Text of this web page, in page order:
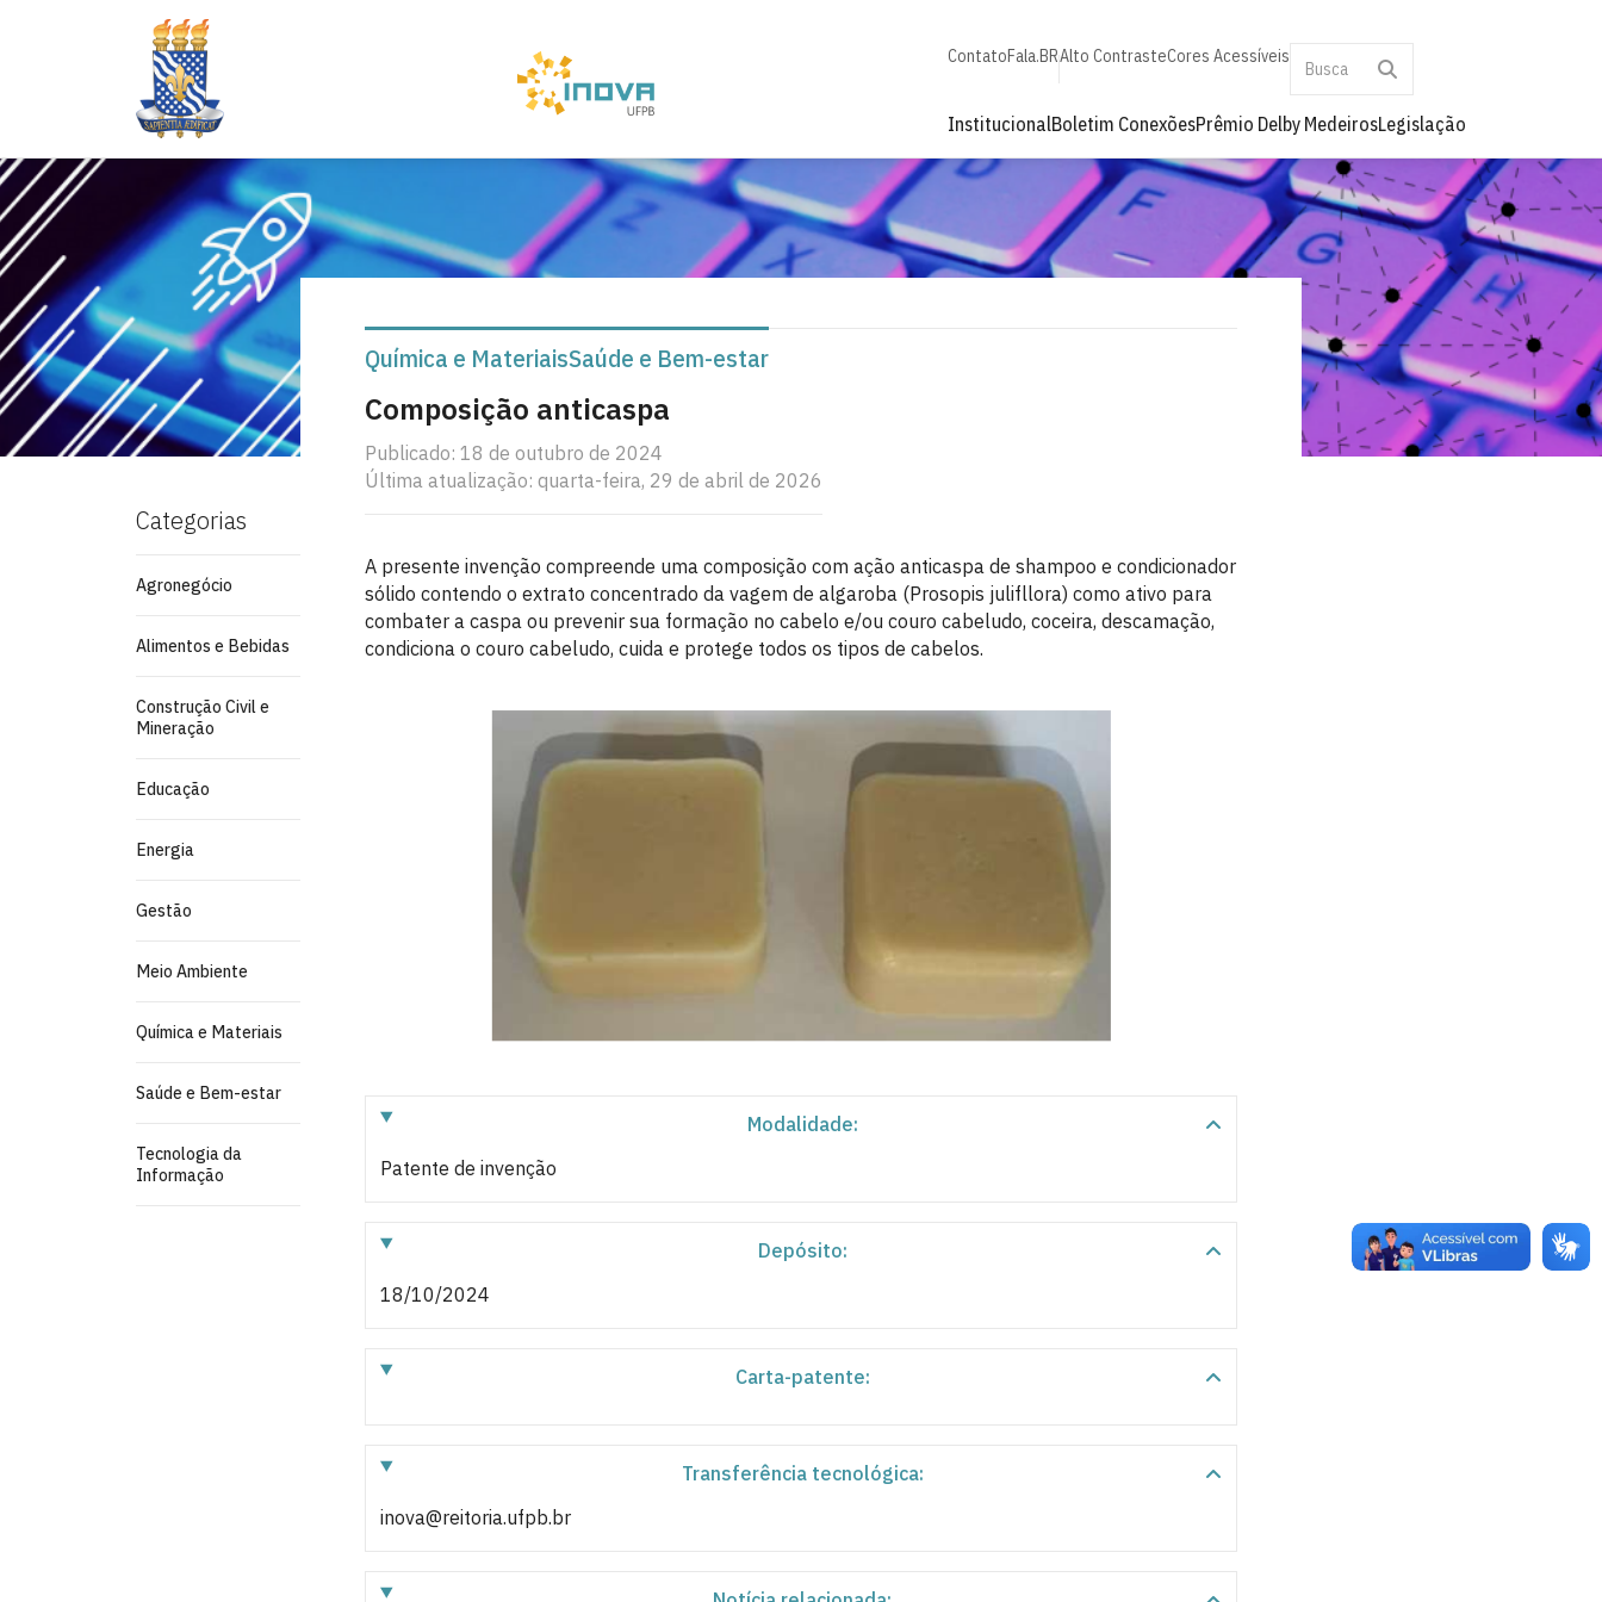
ContatoFala.BRAlto ContrasteCores Acessíveis
InstitucionalBoletim ConexõesPrêmio Delby MedeirosLegislação
Categorias
Agronegócio
Alimentos e Bebidas
Construção Civil e
Mineração
Educação
Energia
Gestão
Meio Ambiente
Química e Materiais
Saúde e Bem-estar
Tecnologia da
Informação
Química e MateriaisSaúde e Bem-estar
Composição anticaspa
Publicado: 18 de outubro de 2024
Última atualização: quarta-feira, 29 de abril de 2026
A presente invenção compreende uma composição com ação anticaspa de shampoo e condicionador
sólido contendo o extrato concentrado da vagem de algaroba (Prosopis julifllora) como ativo para
combater a caspa ou prevenir sua formação no cabelo e/ou couro cabeludo, coceira, descamação,
condiciona o couro cabeludo, cuida e protege todos os tipos de cabelos.
Modalidade:
Patente de invenção
Depósito:
18/10/2024
Carta-patente:
Transferência tecnológica:
inova@reitoria.ufpb.br